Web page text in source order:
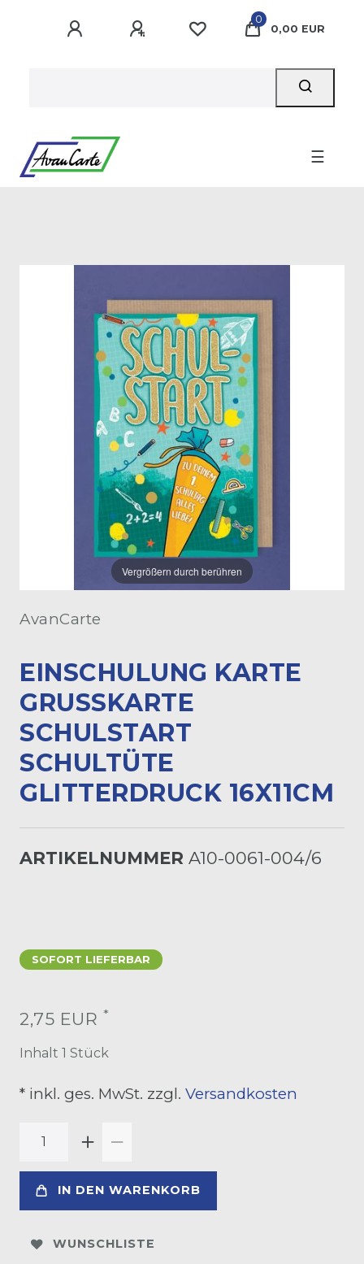
0
0,00 EUR
☰
Vergrößern durch berühren
AvanCarte
EINSCHULUNG KARTE
GRUSSKARTE S
CHULSTART S
CHULTÜTE G
LITTERDRUCK 16X11CM
ARTIKELNUMMER A10-0061-004/6
SOFORT LIEFERBAR
2,75 EUR *
Inhalt 1 Stück
* inkl. ges. MwSt. zzgl. Versandkosten
IN DEN WARENKORB
WUNSCHLISTE